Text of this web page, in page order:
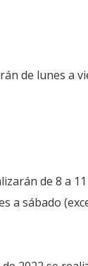
de lunes a
de 8 a
a sábado